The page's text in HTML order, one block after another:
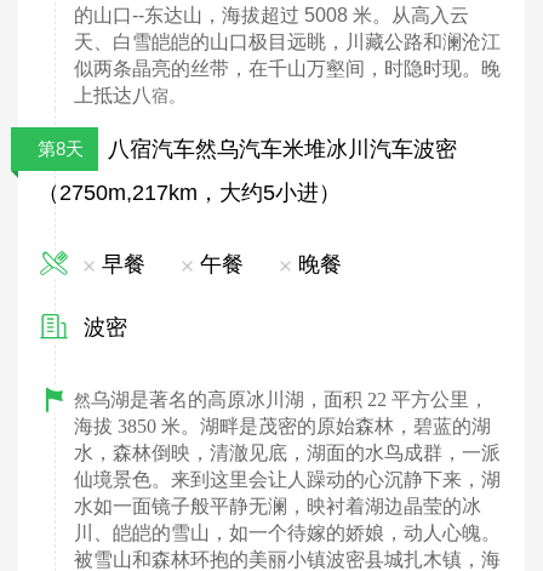
的山口--东达山，海拔超过 5008 米。从高入云
天、白雪皑皑的山口极目远眺，川藏公路和澜沧江
似两条晶亮的丝带，在千山万壑间，时隐时现。晚
上抵达八 宿。
第8天
八宿汽车然乌汽车米堆冰川汽车波密
（2750m,217km，大约5小进）
早餐 午餐 晚餐
波密
然乌湖是著名的高原冰川湖，面积 22 平方公里，
海拔 3850 米。湖畔是茂密的原始森林，碧蓝的湖
水，森林倒映，清澈见底，湖面的水鸟成群，一派
仙境景色。来到这里会让人躁动的心沉静下来，湖
水如一面镜子般平静无澜，映衬着湖边晶莹的冰
川、皑皑的雪山，如一个待嫁的娇娘，动人心魄。
被雪山和森林环抱的美丽小镇波密县城扎木镇，海